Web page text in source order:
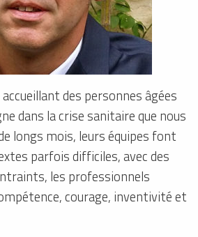
des personnes âgées
dans la crise sanitaire que nous
longs mois, leurs équipes font
parfois difficiles, avec des
les professionnels
courage, inventivité et